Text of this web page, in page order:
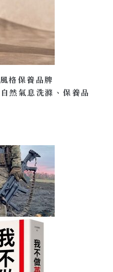
格保養品牌
然氣息洗滌、保養品